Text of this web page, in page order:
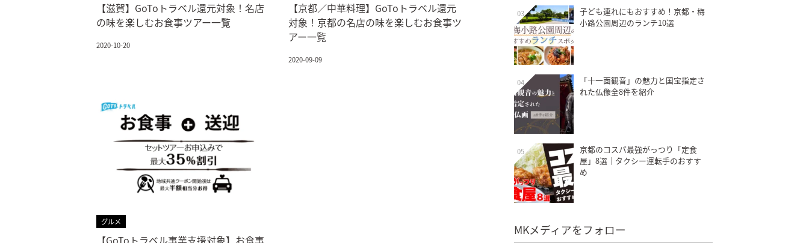
【滋賀】GoToトラベル還元対象！名店
の味を楽しむお食事ツアー一覧
2020-10-20
【京都／中華料理】GoToトラベル還元
対象！京都の名店の味を楽しむお食事ツ
アー一覧
2020-09-09
グルメ
【GoToトラベル事業支援対象】お食事
03
子ども連れにもおすすめ！京都・梅
小路公園周辺のランチ10選
04
「十一面観音」の魅力と国宝指定さ
れた仏像全8件を紹介
05
京都のコスパ最強がっつり「定食
屋」8選｜タクシー運転手のおすす
め
MKメディアをフォロー